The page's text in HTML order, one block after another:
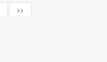
>>